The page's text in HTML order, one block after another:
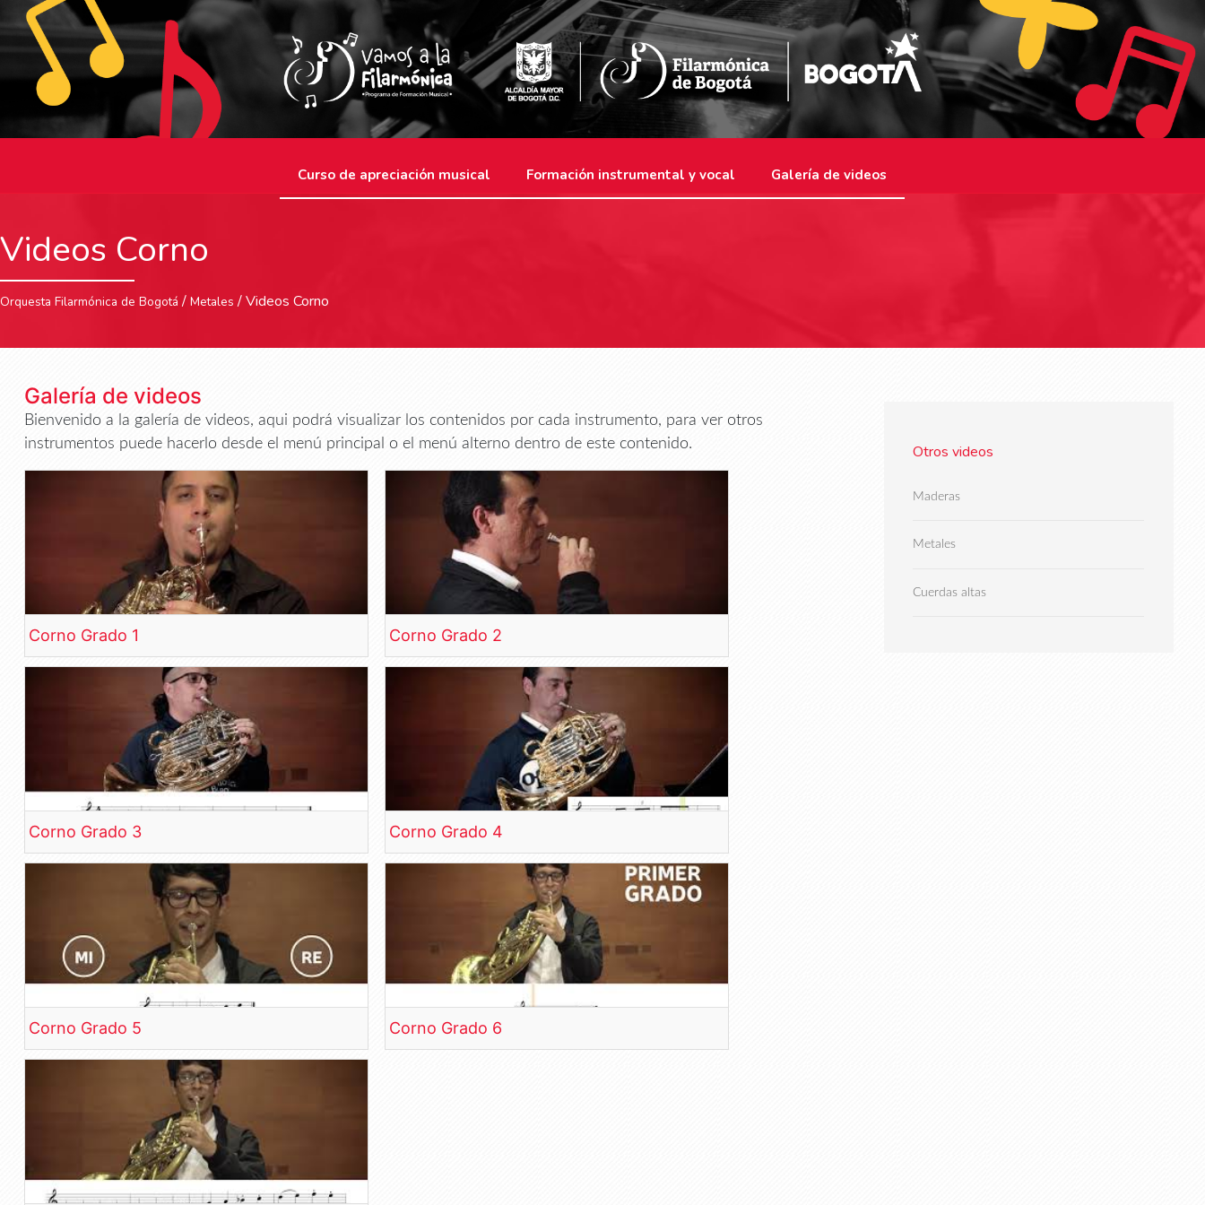
Curso de apreciación musical Formación instrumental y vocal Galería de videos
Videos Corno
Orquesta Filarmónica de Bogotá / Metales / Videos Corno
Galería de videos
Bienvenido a la galería de videos, aqui podrá visualizar los contenidos por cada instrumento, para ver otros
instrumentos puede hacerlo desde el menú principal o el menú alterno dentro de este contenido.
Corno Grado 1 Corno Grado 2
Corno Grado 3 Corno Grado 4
Corno Grado 5 Corno Grado 6
Otros videos
Maderas
Metales
Cuerdas altas